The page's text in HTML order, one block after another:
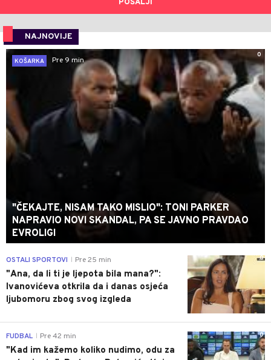
POŠALJI
NAJNOVIJE
0
KOŠARKA
Pre 9 min
"ČEKAJTE, NISAM TAKO MISLIO": TONI PARKER
NAPRAVIO NOVI SKANDAL, PA SE JAVNO PRAVDAO
EVROLIGI
0
OSTALI SPORTOVI Pre 25 min
"Ana, da li ti je ljepota bila mana?":
Ivanovićeva otkrila da i danas osjeća
ljubomoru zbog svog izgleda
0
FUDBAL Pre 42 min
"Kad im kažemo koliko nudimo, odu za